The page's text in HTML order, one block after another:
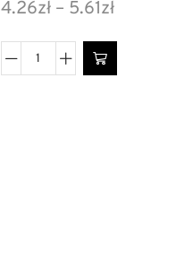
4.26zł – 5.61zł